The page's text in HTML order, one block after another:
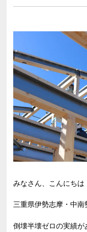
みなさん、こんにちは
三重県伊勢志摩・中南
倒壊半壊ゼロの実績